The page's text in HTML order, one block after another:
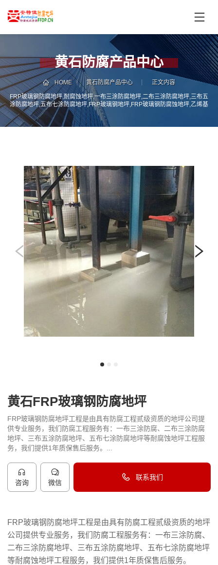
页
中
心
技
术
支
持
服
务
案
黄石防腐产品中心
HOME 黄石防腐产品中心 正文内容
FRP玻璃钢防腐地坪,耐腐蚀地坪,一布三涂防腐地坪,二布三涂防腐地坪,三布五
涂防腐地坪,五布七涂防腐地坪,FRP玻璃钢地坪,FRP玻璃钢防腐蚀地坪,乙烯基
FRP玻璃钢防腐地坪
黄石FRP玻璃钢防腐地坪
FRP玻璃钢防腐地坪工程是由具有防腐工程贰级资质的地坪公司提
供专业服务，我们防腐工程服务有：一布三涂防腐、二布三涂防腐
地坪、三布五涂防腐地坪、五布七涂防腐地坪等耐腐蚀地坪工程服
务，我们提供1年质保售后服务。...
咨询 微信
联系我们
FRP玻璃钢防腐地坪工程是由具有防腐工程贰级资质的地坪
公司提供专业服务，我们防腐工程服务有：一布三涂防腐、
二布三涂防腐地坪、三布五涂防腐地坪、五布七涂防腐地坪
等耐腐蚀地坪工程服务，我们提供1年质保售后服务。